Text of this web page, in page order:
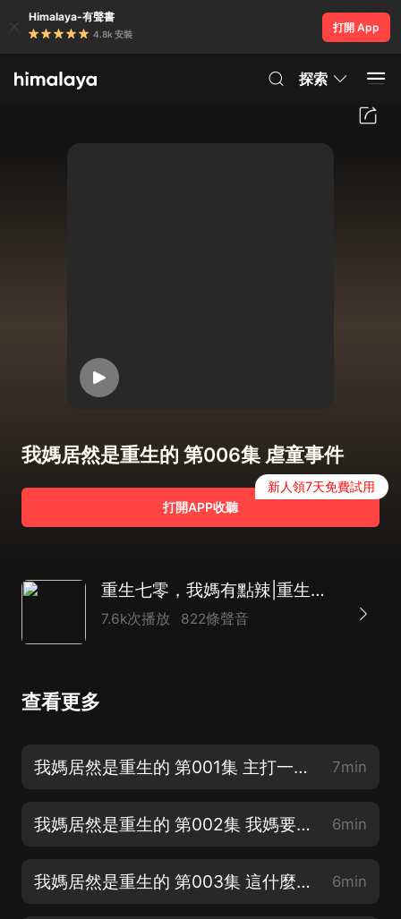
Himalaya-有聲書
4.8k 安裝
打開 App
探索
我媽居然是重生的 第006集 虐童事件
打開APP收聽
新人領7天免費試用
重生七零，我媽有點辣|重生種田|年代致富女強|多人
7.6k次播放 822條聲音
查看更多
我媽居然是重生的 第001集 主打一個出其不意【新書上線，求訂閱關注】 7min
我媽居然是重生的 第002集 我媽要離婚【超有趣的年代文，媽媽帶我翻身】 6min
我媽居然是重生的 第003集 這什麼綠毛龜啊【歡迎訂閱收聽】 6min